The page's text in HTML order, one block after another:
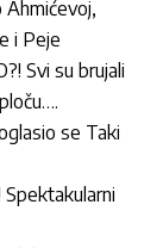
Ahmićevoj,
i Peje
Svi su brujali
se Taki
Spektakularni